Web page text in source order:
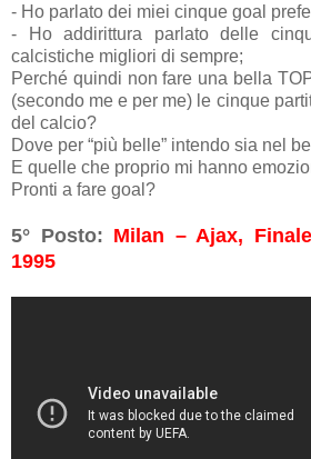
- Ho parlato dei miei cinque goal
- Ho addirittura parlato delle
calcistiche migliori di sempre;
Perché quindi non fare una bella
(secondo me e per me) le cinque
del calcio?
Dove per “più belle” intendo sia nel
E quelle che proprio mi hanno
Pronti a fare goal?
5° Posto: Milan – Ajax,
1995